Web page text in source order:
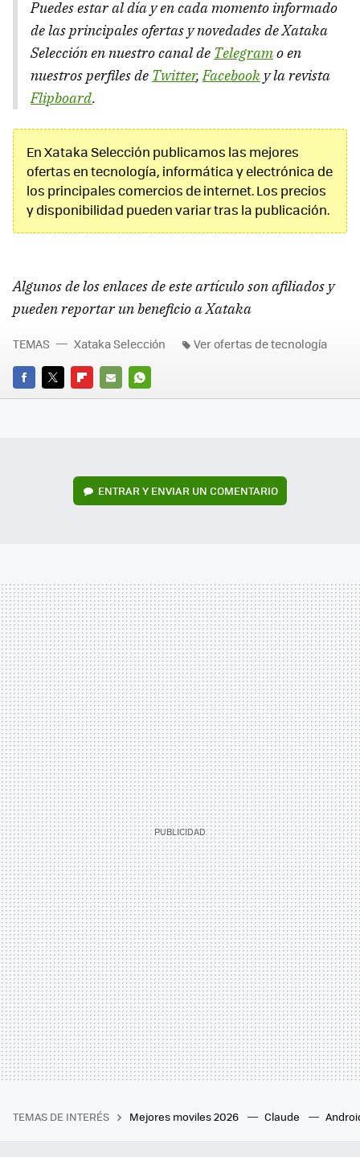
Puedes estar al día y en cada momento informado
de las principales ofertas y novedades de Xataka
Selección en nuestro canal de Telegramo en
nuestros perfiles de Twitter,Facebook y la revista
Flipboard.
En Xataka Selección publicamos las mejores
ofertas en tecnología, informática y electrónica de
los principales comercios de internet. Los precios
y disponibilidad pueden variar tras la publicación.
Algunos de los enlaces de este artículo son afiliados y
pueden reportar un beneficio a Xataka
FACEBOOK
TWITTERFLIPBOARD
E-
WHATSAPP
TEMAS Xataka Selección Ver ofertas de tecnología
ENTRAR Y ENVIAR UN COMENTARIO
TEMAS DE INTERÉS Mejores moviles 2026 Claude